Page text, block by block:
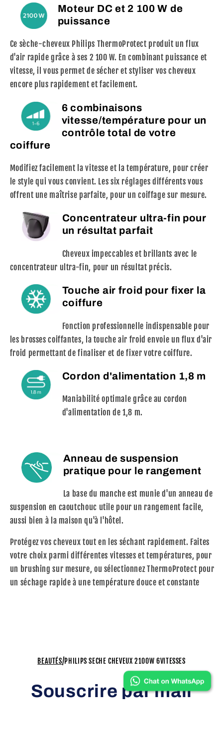
Moteur DC et 2 100 W de
puissance
Ce sèche-cheveux Philips ThermoProtect produit un flux
d'air rapide grâce à ses 2 100 W. En combinant puissance et
vitesse, il vous permet de sécher et styliser vos cheveux
encore plus rapidement et facilement.
6 combinaisons
vitesse/température pour un
contrôle total de votre
coiffure
Modifiez facilement la vitesse et la température, pour créer
le style qui vous convient. Les six réglages différents vous
offrent une maîtrise parfaite, pour un coiffage sur mesure.
Concentrateur ultra-fin pour
un résultat parfait
Cheveux impeccables et brillants avec le
concentrateur ultra-fin, pour un résultat précis.
Touche air froid pour fixer la
coiffure
Fonction professionnelle indispensable pour
les brosses coiffantes, la touche air froid envoie un flux d'air
froid permettant de finaliser et de fixer votre coiffure.
Cordon d'alimentation 1,8 m
Maniabilité optimale grâce au cordon
d'alimentation de 1,8 m.
Anneau de suspension
pratique pour le rangement
La base du manche est munie d'un anneau de
suspension en caoutchouc utile pour un rangement facile,
aussi bien à la maison qu'à l'hôtel.
Protégez vos cheveux tout en les séchant rapidement. Faites
votre choix parmi différentes vitesses et températures, pour
un brushing sur mesure, ou sélectionnez ThermoProtect pour
un séchage rapide à une température douce et constante
BEAUTÉS/PHILIPS SECHE CHEVEUX 2100W 6VITESSES
Souscrire par mail